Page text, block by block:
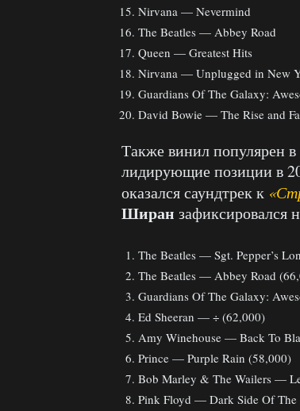
Nirvana — Nevermind
The Beatles — Abbey Road
Queen — Greatest Hits
Nirvana — Unplugged in New
Guardians Of The Galaxy:
David Bowie — The Rise and
Также винил популярен
лидирующие позиции в
оказался саундтрек к
Ширан зафиксировался
The Beatles — Sgt. Pepper’s
The Beatles — Abbey Road
Guardians Of The Galaxy:
Ed Sheeran — ÷ (62,000)
Amy Winehouse — Back To
Prince — Purple Rain (58,000)
Bob Marley & The Wailers —
Pink Floyd — Dark Side Of